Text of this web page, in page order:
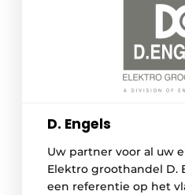
D. Engels
Uw partner voor al uw
Elektro groothandel D.
een referentie op het